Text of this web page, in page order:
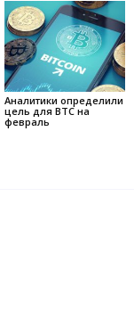
Аналитики определили
цель для BTC на
февраль